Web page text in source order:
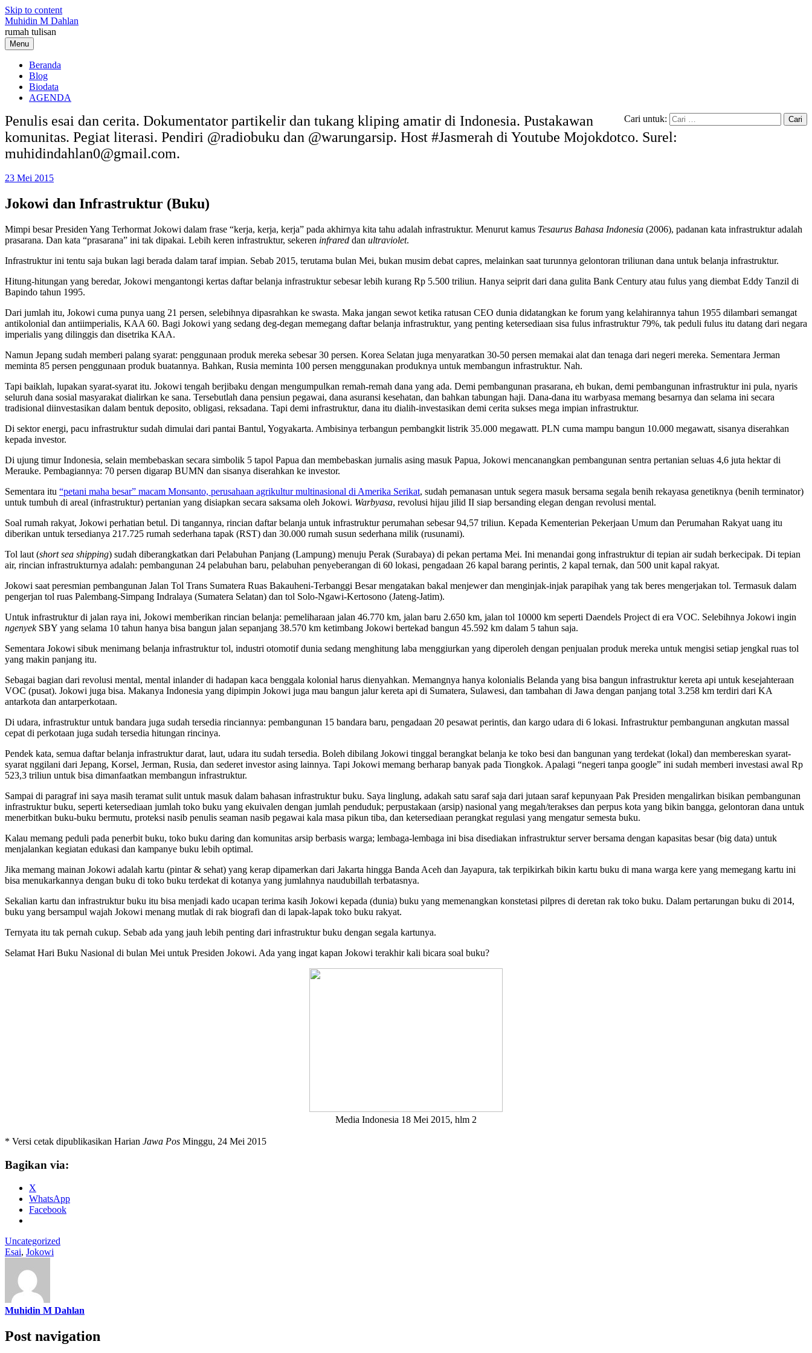
Skip to content
Muhidin M Dahlan
rumah tulisan
Menu
Beranda
Blog
Biodata
AGENDA
Cari untuk:
Penulis esai dan cerita. Dokumentator partikelir dan tukang kliping amatir di Indonesia. Pustakawan
komunitas. Pegiat literasi. Pendiri @radiobuku dan @warungarsip. Host #Jasmerah di Youtube Mojokdotco. Surel:
muhidindahlan0@gmail.com.
23 Mei 2015
Jokowi dan Infrastruktur (Buku)
Mimpi besar Presiden Yang Terhormat Jokowi dalam frase “kerja, kerja, kerja” pada akhirnya kita tahu adalah infrastruktur. Menurut kamus Tesaurus Bahasa Indonesia (2006), padanan kata infrastruktur adalah
prasarana. Dan kata “prasarana” ini tak dipakai. Lebih keren infrastruktur, sekeren infrared dan ultraviolet.
Infrastruktur ini tentu saja bukan lagi berada dalam taraf impian. Sebab 2015, terutama bulan Mei, bukan musim debat capres, melainkan saat turunnya gelontoran triliunan dana untuk belanja infrastruktur.
Hitung-hitungan yang beredar, Jokowi mengantongi kertas daftar belanja infrastruktur sebesar lebih kurang Rp 5.500 triliun. Hanya seiprit dari dana gulita Bank Century atau fulus yang diembat Eddy Tanzil di
Bapindo tahun 1995.
Dari jumlah itu, Jokowi cuma punya uang 21 persen, selebihnya dipasrahkan ke swasta. Maka jangan sewot ketika ratusan CEO dunia didatangkan ke forum yang kelahirannya tahun 1955 dilambari semangat
antikolonial dan antiimperialis, KAA 60. Bagi Jokowi yang sedang deg-degan memegang daftar belanja infrastruktur, yang penting ketersediaan sisa fulus infrastruktur 79%, tak peduli fulus itu datang dari negara
imperialis yang dilinggis dan disetrika KAA.
Namun Jepang sudah memberi palang syarat: penggunaan produk mereka sebesar 30 persen. Korea Selatan juga menyaratkan 30-50 persen memakai alat dan tenaga dari negeri mereka. Sementara Jerman
meminta 85 persen penggunaan produk buatannya. Bahkan, Rusia meminta 100 persen menggunakan produknya untuk membangun infrastruktur. Nah.
Tapi baiklah, lupakan syarat-syarat itu. Jokowi tengah berjibaku dengan mengumpulkan remah-remah dana yang ada. Demi pembangunan prasarana, eh bukan, demi pembangunan infrastruktur ini pula, nyaris
seluruh dana sosial masyarakat dialirkan ke sana. Tersebutlah dana pensiun pegawai, dana asuransi kesehatan, dan bahkan tabungan haji. Dana-dana itu warbyasa memang besarnya dan selama ini secara
tradisional diinvestasikan dalam bentuk deposito, obligasi, reksadana. Tapi demi infrastruktur, dana itu dialih-investasikan demi cerita sukses mega impian infrastruktur.
Di sektor energi, pacu infrastruktur sudah dimulai dari pantai Bantul, Yogyakarta. Ambisinya terbangun pembangkit listrik 35.000 megawatt. PLN cuma mampu bangun 10.000 megawatt, sisanya diserahkan
kepada investor.
Di ujung timur Indonesia, selain membebaskan secara simbolik 5 tapol Papua dan membebaskan jurnalis asing masuk Papua, Jokowi mencanangkan pembangunan sentra pertanian seluas 4,6 juta hektar di
Merauke. Pembagiannya: 70 persen digarap BUMN dan sisanya diserahkan ke investor.
Sementara itu “petani maha besar” macam Monsanto, perusahaan agrikultur multinasional di Amerika Serikat, sudah pemanasan untuk segera masuk bersama segala benih rekayasa genetiknya (benih terminator)
untuk tumbuh di areal (infrastruktur) pertanian yang disiapkan secara saksama oleh Jokowi. Warbyasa, revolusi hijau jilid II siap bersanding elegan dengan revolusi mental.
Soal rumah rakyat, Jokowi perhatian betul. Di tangannya, rincian daftar belanja untuk infrastruktur perumahan sebesar 94,57 triliun. Kepada Kementerian Pekerjaan Umum dan Perumahan Rakyat uang itu
diberikan untuk tersedianya 217.725 rumah sederhana tapak (RST) dan 30.000 rumah susun sederhana milik (rusunami).
Tol laut (short sea shipping) sudah diberangkatkan dari Pelabuhan Panjang (Lampung) menuju Perak (Surabaya) di pekan pertama Mei. Ini menandai gong infrastruktur di tepian air sudah berkecipak. Di tepian
air, rincian infrastrukturnya adalah: pembangunan 24 pelabuhan baru, pelabuhan penyeberangan di 60 lokasi, pengadaan 26 kapal barang perintis, 2 kapal ternak, dan 500 unit kapal rakyat.
Jokowi saat peresmian pembangunan Jalan Tol Trans Sumatera Ruas Bakauheni-Terbanggi Besar mengatakan bakal menjewer dan menginjak-injak parapihak yang tak beres mengerjakan tol. Termasuk dalam
pengerjan tol ruas Palembang-Simpang Indralaya (Sumatera Selatan) dan tol Solo-Ngawi-Kertosono (Jateng-Jatim).
Untuk infrastruktur di jalan raya ini, Jokowi memberikan rincian belanja: pemeliharaan jalan 46.770 km, jalan baru 2.650 km, jalan tol 10000 km seperti Daendels Project di era VOC. Selebihnya Jokowi ingin
ngenyek SBY yang selama 10 tahun hanya bisa bangun jalan sepanjang 38.570 km ketimbang Jokowi bertekad bangun 45.592 km dalam 5 tahun saja.
Sementara Jokowi sibuk menimang belanja infrastruktur tol, industri otomotif dunia sedang menghitung laba menggiurkan yang diperoleh dengan penjualan produk mereka untuk mengisi setiap jengkal ruas tol
yang makin panjang itu.
Sebagai bagian dari revolusi mental, mental inlander di hadapan kaca benggala kolonial harus dienyahkan. Memangnya hanya kolonialis Belanda yang bisa bangun infrastruktur kereta api untuk kesejahteraan
VOC (pusat). Jokowi juga bisa. Makanya Indonesia yang dipimpin Jokowi juga mau bangun jalur kereta api di Sumatera, Sulawesi, dan tambahan di Jawa dengan panjang total 3.258 km terdiri dari KA
antarkota dan antarperkotaan.
Di udara, infrastruktur untuk bandara juga sudah tersedia rinciannya: pembangunan 15 bandara baru, pengadaan 20 pesawat perintis, dan kargo udara di 6 lokasi. Infrastruktur pembangunan angkutan massal
cepat di perkotaan juga sudah tersedia hitungan rincinya.
Pendek kata, semua daftar belanja infrastruktur darat, laut, udara itu sudah tersedia. Boleh dibilang Jokowi tinggal berangkat belanja ke toko besi dan bangunan yang terdekat (lokal) dan membereskan syarat-
syarat nggilani dari Jepang, Korsel, Jerman, Rusia, dan sederet investor asing lainnya. Tapi Jokowi memang berharap banyak pada Tiongkok. Apalagi “negeri tanpa google” ini sudah memberi investasi awal Rp
523,3 triliun untuk bisa dimanfaatkan membangun infrastruktur.
Sampai di paragraf ini saya masih teramat sulit untuk masuk dalam bahasan infrastruktur buku. Saya linglung, adakah satu saraf saja dari jutaan saraf kepunyaan Pak Presiden mengalirkan bisikan pembangunan
infrastruktur buku, seperti ketersediaan jumlah toko buku yang ekuivalen dengan jumlah penduduk; perpustakaan (arsip) nasional yang megah/terakses dan perpus kota yang bikin bangga, gelontoran dana untuk
menerbitkan buku-buku bermutu, proteksi nasib penulis seaman nasib pegawai kala masa pikun tiba, dan ketersediaan perangkat regulasi yang mengatur semesta buku.
Kalau memang peduli pada penerbit buku, toko buku daring dan komunitas arsip berbasis warga; lembaga-lembaga ini bisa disediakan infrastruktur server bersama dengan kapasitas besar (big data) untuk
menjalankan kegiatan edukasi dan kampanye buku lebih optimal.
Jika memang mainan Jokowi adalah kartu (pintar & sehat) yang kerap dipamerkan dari Jakarta hingga Banda Aceh dan Jayapura, tak terpikirkah bikin kartu buku di mana warga kere yang memegang kartu ini
bisa menukarkannya dengan buku di toko buku terdekat di kotanya yang jumlahnya naudubillah terbatasnya.
Sekalian kartu dan infrastruktur buku itu bisa menjadi kado ucapan terima kasih Jokowi kepada (dunia) buku yang memenangkan konstetasi pilpres di deretan rak toko buku. Dalam pertarungan buku di 2014,
buku yang bersampul wajah Jokowi menang mutlak di rak biografi dan di lapak-lapak toko buku rakyat.
Ternyata itu tak pernah cukup. Sebab ada yang jauh lebih penting dari infrastruktur buku dengan segala kartunya.
Selamat Hari Buku Nasional di bulan Mei untuk Presiden Jokowi. Ada yang ingat kapan Jokowi terakhir kali bicara soal buku?
Media Indonesia 18 Mei 2015, hlm 2
* Versi cetak dipublikasikan Harian Jawa Pos Minggu, 24 Mei 2015
Bagikan via:
X
WhatsApp
Facebook
Uncategorized
Esai, Jokowi
Muhidin M Dahlan
Post navigation